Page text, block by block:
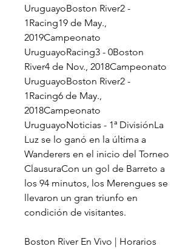
UruguayoBoston River2 -
1Racing19 de May.,
2019Campeonato
UruguayoRacing3 - 0Boston
River4 de Nov., 2018Campeonato
UruguayoBoston River2 -
1Racing6 de May.,
2018Campeonato
UruguayoNoticias - 1ª DivisiónLa
Luz se lo ganó en la última a
Wanderers en el inicio del Torneo
ClausuraCon un gol de Barreto a
los 94 minutos, los Merengues se
llevaron un gran triunfo en
condición de visitantes.
Boston River En Vivo | Horarios